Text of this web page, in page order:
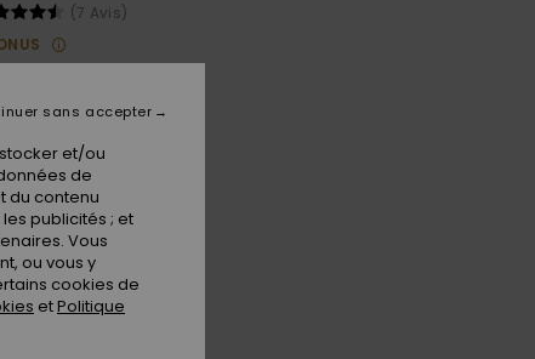
(7 Avis)
€
25% EXTRA
Surf Wash
et/ou
de
du contenu
publicités ; et
Vous
ou vous y
cookies de
etPolitique
sans accepter